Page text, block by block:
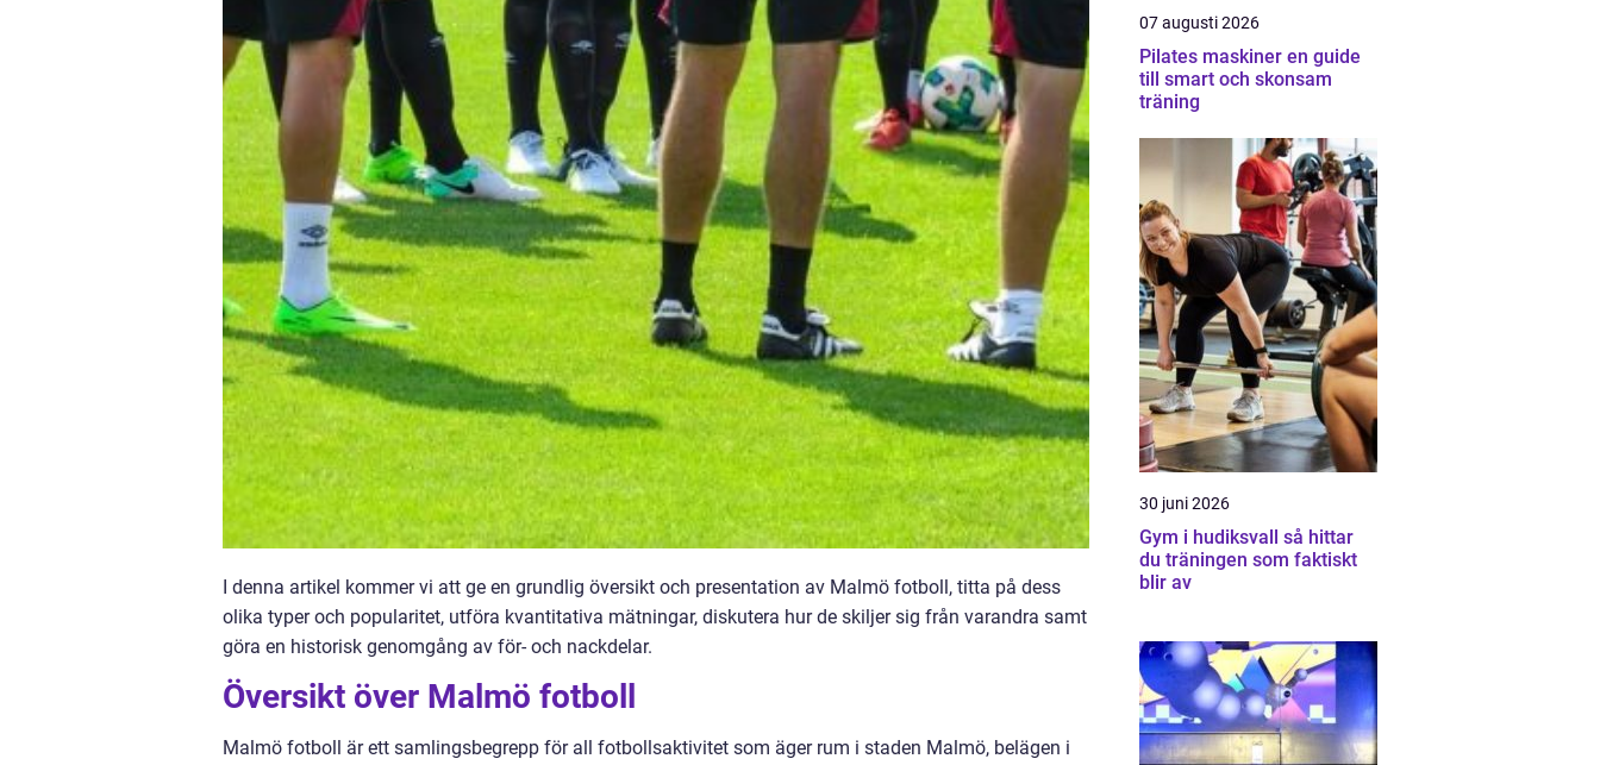
I denna artikel kommer vi att ge en grundlig översikt och presentation av Malmö fotboll, titta på dess
olika typer och popularitet, utföra kvantitativa mätningar, diskutera hur de skiljer sig från varandra samt
göra en historisk genomgång av för- och nackdelar.
Översikt över Malmö fotboll
Malmö fotboll är ett samlingsbegrepp för all fotbollsaktivitet som äger rum i staden Malmö, belägen i
07 augusti 2026
Pilates maskiner en guide
till smart och skonsam
träning
30 juni 2026
Gym i hudiksvall så hittar
du träningen som faktiskt
blir av